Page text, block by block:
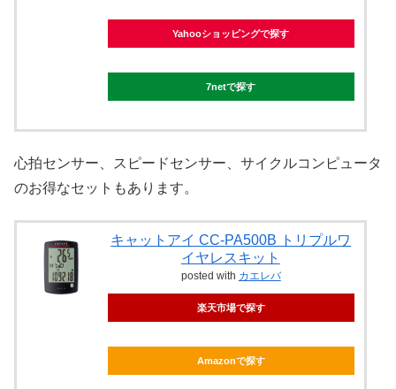
Yahooショッピングで探す
7netで探す
心拍センサー、スピードセンサー、サイクルコンピュータ
のお得なセットもあります。
キャットアイ CC-PA500B トリプルワ
イヤレスキット
posted with カエレバ
楽天市場で探す
Amazonで探す